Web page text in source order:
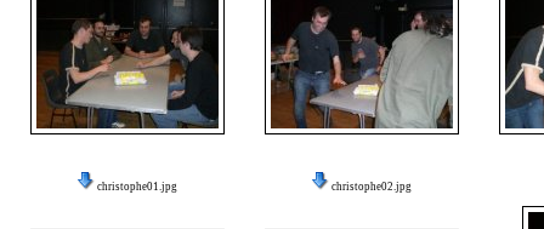
christophe01.jpg christophe02.jpg